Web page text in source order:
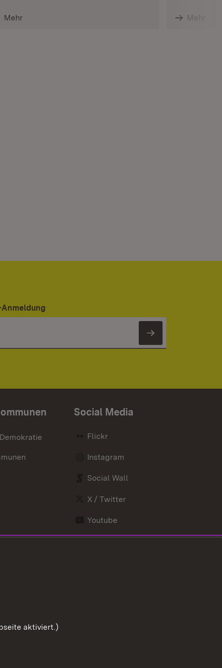
Mehr Mehr
Newsletter
Social Media
Flickr
Instagram
Social Wall
X / Twitter
Youtube
aktiviert.)